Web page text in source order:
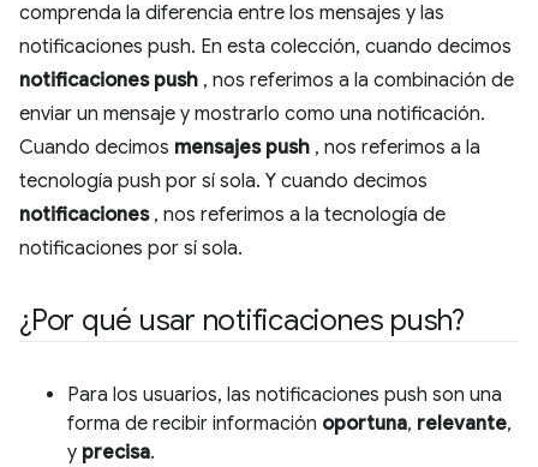
comprenda la diferencia entre los mensajes y las
notificaciones push. En esta colección, cuando decimos
notificaciones push , nos referimos a la combinación de
enviar un mensaje y mostrarlo como una notificación.
Cuando decimos mensajes push , nos referimos a la
tecnología push por sí sola. Y cuando decimos
notificaciones, nos referimos a la tecnología de
notificaciones por sí sola.
¿Por qué usar notificaciones push?
Para los usuarios, las notificaciones push son una
forma de recibir información oportuna, relevante,
y precisa.